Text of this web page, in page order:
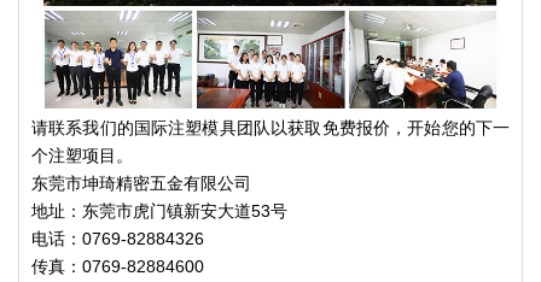
请联系我们的国际注塑模具团队以获取免费报价，开始您的下一
个注塑项目。
东莞市坤琦精密五金有限公司
地址：东莞市虎门镇新安大道53号
电话：0769-82884326
传真：0769-82884600